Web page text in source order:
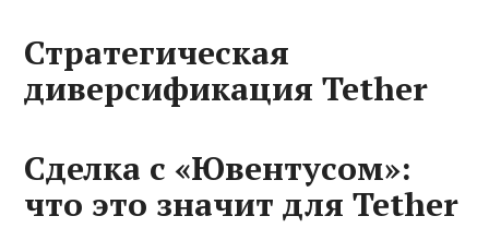
Стратегическая
диверсификация Tether
Сделка с «Ювентусом»:
что это значит для Tether